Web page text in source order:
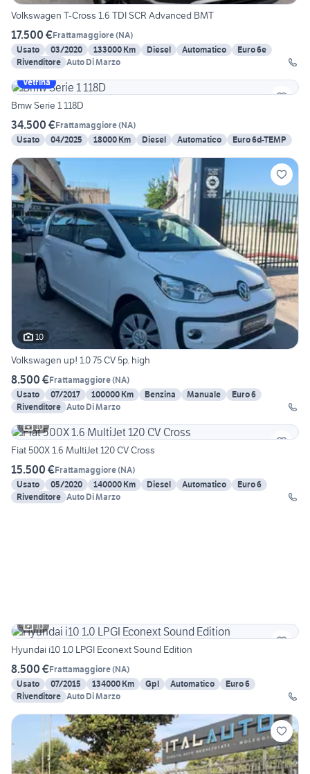
Volkswagen T-Cross 1.6 TDI SCR Advanced BMT
17.500 €Frattamaggiore(NA)
Usato
03/2020 133000 Km Diesel Automatico
Euro 6e
Rivenditore Auto Di Marzo
Vetrina
Bmw Serie 1 118D
34.500 €Frattamaggiore(NA)
Usato
04/2025 18000 Km Diesel Automatico Euro 6d-TEMP
10
Volkswagen up! 1.0 75 CV 5p. high
8.500 €Frattamaggiore(NA)
Usato
07/2017 100000 Km Benzina Manuale
Euro 6
Rivenditore Auto Di Marzo
10
Fiat 500X 1.6 MultiJet 120 CV Cross
15.500 €Frattamaggiore(NA)
Usato
05/2020 140000 Km Diesel Automatico
Euro 6
Rivenditore Auto Di Marzo
10
Hyundai i10 1.0 LPGI Econext Sound Edition
8.500 €Frattamaggiore(NA)
Usato
07/2015 134000 Km Gpl Automatico
Euro 6
Rivenditore Auto Di Marzo